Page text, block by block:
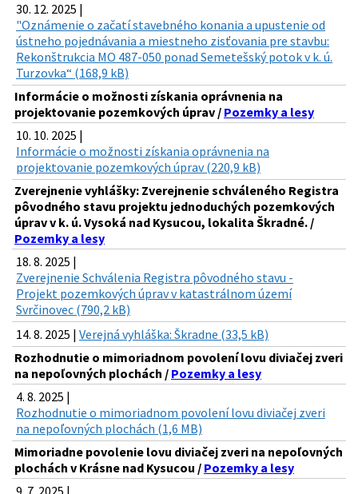
30. 12. 2025 |
"Oznámenie o začatí stavebného konania a upustenie od
ústneho pojednávania a miestneho zisťovania pre stavbu:
Rekonštrukcia MO 487-050 ponad Semetešský potok v k. ú.
Turzovka“ (168,9 kB)
Informácie o možnosti získania oprávnenia na
projektovanie pozemkových úprav / Pozemky a lesy
10. 10. 2025 |
Informácie o možnosti získania oprávnenia na
projektovanie pozemkových úprav (220,9 kB)
Zverejnenie vyhlášky: Zverejnenie schváleného Registra
pôvodného stavu projektu jednoduchých pozemkových
úprav v k. ú. Vysoká nad Kysucou, lokalita Škradné. /
Pozemky a lesy
18. 8. 2025 |
Zverejnenie Schválenia Registra pôvodného stavu -
Projekt pozemkových úprav v katastrálnom území
Svrčinovec (790,2 kB)
14. 8. 2025 | Verejná vyhláška: Škradne (33,5 kB)
Rozhodnutie o mimoriadnom povolení lovu diviačej zveri
na nepoľovných plochách / Pozemky a lesy
4. 8. 2025 |
Rozhodnutie o mimoriadnom povolení lovu diviačej zveri
na nepoľovných plochách (1,6 MB)
Mimoriadne povolenie lovu diviačej zveri na nepoľovných
plochách v Krásne nad Kysucou / Pozemky a lesy